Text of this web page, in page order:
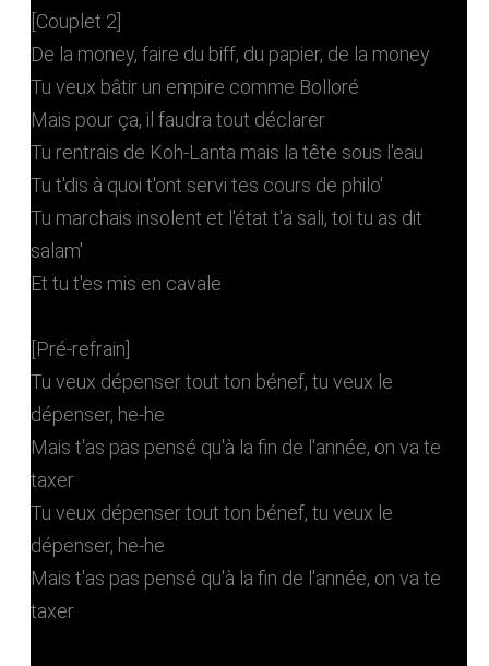
[Couplet 2]
De la money, faire du biff, du papier, de la money
Tu veux bâtir un empire comme Bolloré
Mais pour ça, il faudra tout déclarer
Tu rentrais de Koh-Lanta mais la tête sous l'eau
Tu t'dis à quoi t'ont servi tes cours de philo'
Tu marchais insolent et l'état t'a sali, toi tu as dit
salam'
Et tu t'es mis en cavale
[Pré-refrain]
Tu veux dépenser tout ton bénef, tu veux le
dépenser, he-he
Mais t'as pas pensé qu'à la fin de l'année, on va te
taxer
Tu veux dépenser tout ton bénef, tu veux le
dépenser, he-he
Mais t'as pas pensé qu'à la fin de l'année, on va te
taxer